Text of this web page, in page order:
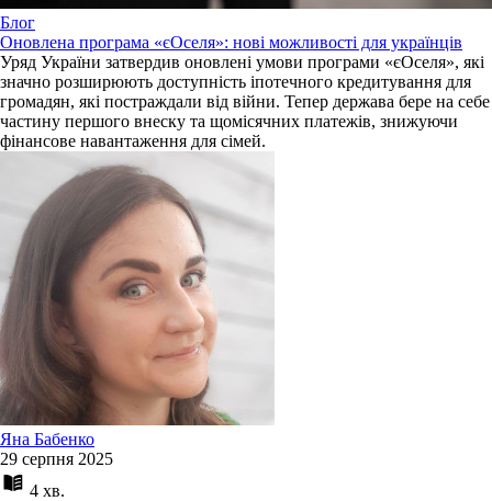
Блог
Оновлена програма «єОселя»: нові можливості для українців
Уряд України затвердив оновлені умови програми «єОселя», які
значно розширюють доступність іпотечного кредитування для
громадян, які постраждали від війни. Тепер держава бере на себе
частину першого внеску та щомісячних платежів, знижуючи
фінансове навантаження для сімей.
Яна Бабенко
29 серпня 2025
4 хв.